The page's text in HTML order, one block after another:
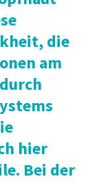
die
am
hier
Bei der